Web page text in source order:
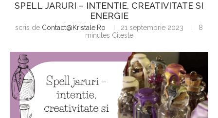
SPELL JARURI – INTENTIE, CREATIVITATE SI
ENERGIE
scris de Contact@kristale.ro 21 septembrie 2023
8
minutes Citeste